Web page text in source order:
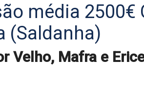
média 2500€
(Saldanha)
Velho, Mafra e